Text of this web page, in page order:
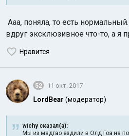
Ааа, поняла, то есть
вдруг эксклюзивное что-то, а я
Нравится
52 11 окт. 2017
LordBear (модератор)
wichy сказал(а):
Мы из мадгао ездили в Олд Гоа на